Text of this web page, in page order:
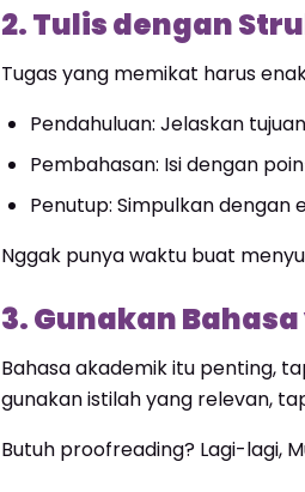
2. Tulis dengan
Tugas yang memikat harus
Pendahuluan: Jelaskan
Pembahasan: Isi dengan
Penutup: Simpulkan dengan
Nggak punya waktu buat
3. Gunakan
Bahasa akademik itu penting,
gunakan istilah yang relevan,
Butuh proofreading? Lagi-lagi,